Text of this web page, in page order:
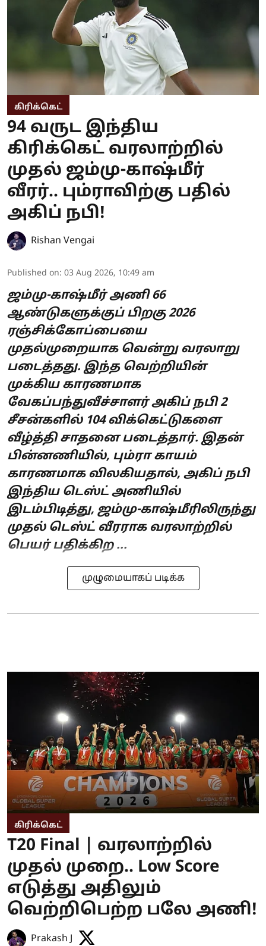
கிரிக்கெட்
94 வருட இந்திய
கிரிக்கெட் வரலாற்றில்
முதல் ஜம்மு-காஷ்மீர்
வீரர்.. பும்ராவிற்கு பதில்
அகிப் நபி!
Rishan Vengai
Published on: 03 Aug 2026, 10:49 am
ஜம்மு-காஷ்மீர் அணி 66
ஆண்டுகளுக்குப் பிறகு 2026
ரஞ்சிக்கோப்பையை
முதல்முறையாக வென்று வரலாறு
படைத்தது. இந்த வெற்றியின்
முக்கிய காரணமாக
வேகப்பந்துவீச்சாளர் அகிப் நபி 2
சீசன்களில் 104 விக்கெட்டுகளை
வீழ்த்தி சாதனை படைத்தார். இதன்
பின்னணியில், பும்ரா காயம்
காரணமாக விலகியதால், அகிப் நபி
இந்திய டெஸ்ட் அணியில்
இடம்பிடித்து, ஜம்மு-காஷ்மீரிலிருந்து
முதல் டெஸ்ட் வீரராக வரலாற்றில்
பெயர் பதிக்கிற ...
முழுமையாகப் படிக்க
கிரிக்கெட்
T20 Final | வரலாற்றில்
முதல் முறை.. Low Score
எடுத்து அதிலும்
வெற்றிபெற்ற பலே அணி!
Prakash J